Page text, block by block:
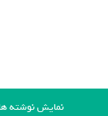
نمایش نوشته